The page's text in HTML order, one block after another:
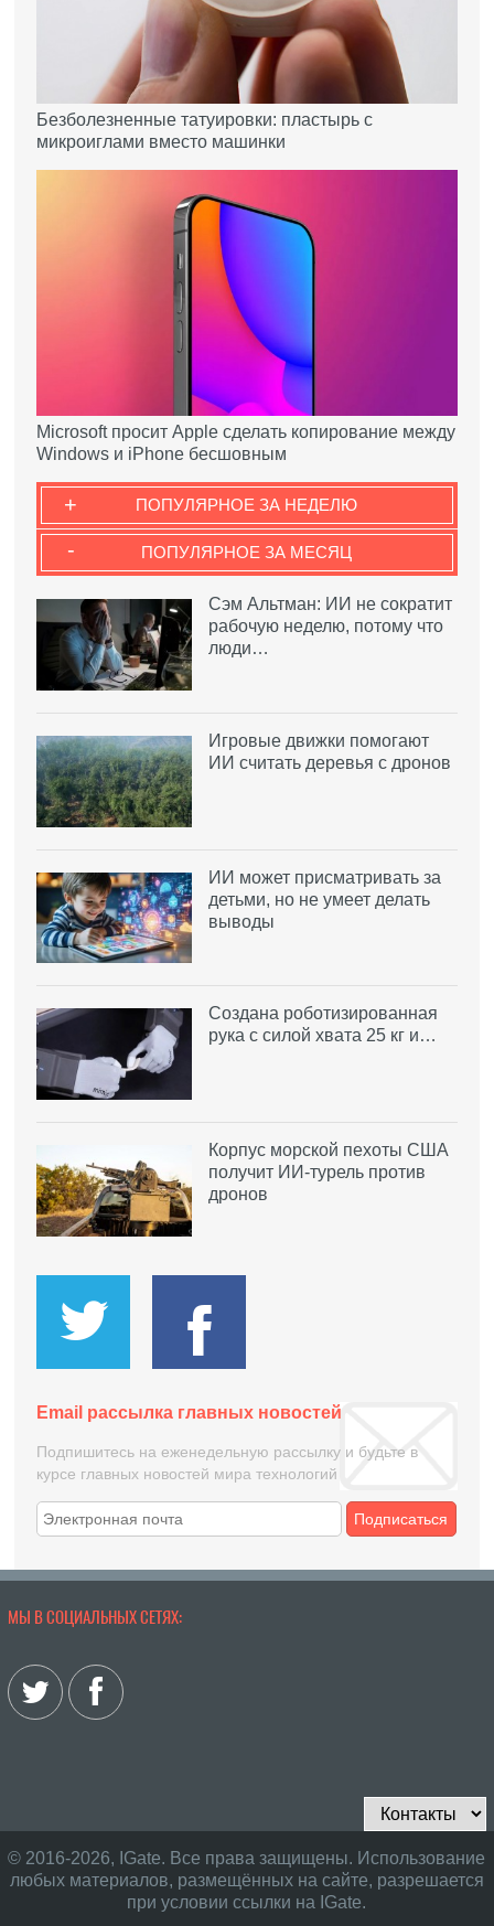
Безболезненные татуировки: пластырь с
микроиглами вместо машинки
Microsoft просит Apple сделать копирование между
Windows и iPhone бесшовным
ПОПУЛЯРНОЕ ЗА НЕДЕЛЮ
+
ПОПУЛЯРНОЕ ЗА МЕСЯЦ
-
Сэм Альтман: ИИ не сократит
рабочую неделю, потому что
люди…
Игровые движки помогают
ИИ считать деревья с дронов
ИИ может присматривать за
детьми, но не умеет делать
выводы
Создана роботизированная
рука с силой хвата 25 кг и…
Корпус морской пехоты США
получит ИИ-турель против
дронов
Email рассылка главных новостей
Подпишитесь на еженедельную рассылку и будьте в
курсе главных новостей мира технологий
Подписаться
МЫ В СОЦИАЛЬНЫХ СЕТЯХ:
© 2016-2026, IGate. Все права защищены. Использование
любых материалов, размещённых на сайте, разрешается
при условии ссылки на IGate.